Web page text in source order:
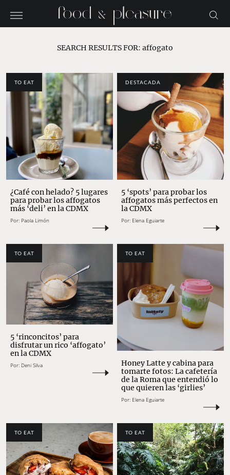
SEARCH RESULTS FOR: affogato
TO EAT
¿Café con helado? 5 lugares
para probar los affogatos
más ‘deli’ en la CDMX
Por: Paola Limón
DESTACADA
5 ‘spots’ para probar los
affogatos más perfectos en
la CDMX
Por: Elena Eguiarte
TO EAT
5 ‘rinconcitos’ para
disfrutar un rico ‘affogato’
en la CDMX
Por: Deni Silva
TO EAT
Honey Latte y cabina para
tomarte fotos: La cafetería
de la Roma que entendió lo
que quieren las ‘girlies’
Por: Elena Eguiarte
TO EAT TO EAT